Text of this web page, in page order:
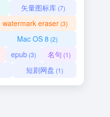
矢量图标库(7)
watermark eraser(3)
Mac OS 8 (2)
epub (3) 名句 (1)
短剧网盘 (1)